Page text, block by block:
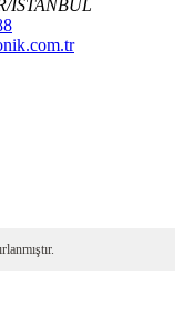
İSTANBUL